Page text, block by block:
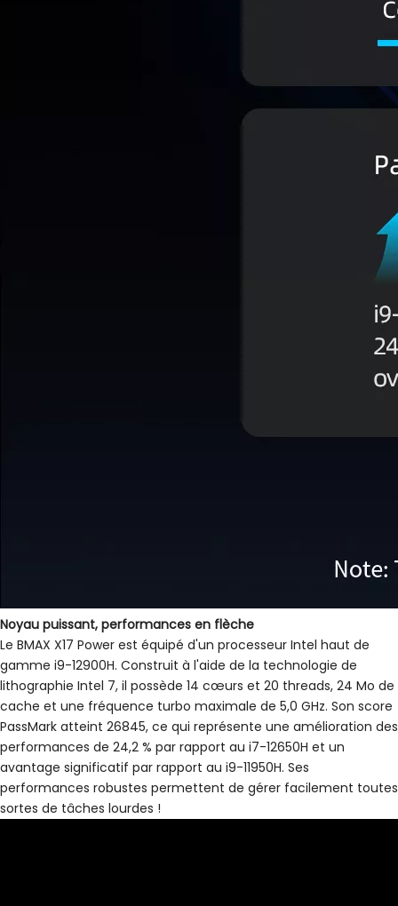
Noyau puissant, performances en flèche
Le BMAX X17 Power est équipé d'un processeur Intel haut de
gamme i9-12900H. Construit à l'aide de la technologie de
lithographie Intel 7, il possède 14 cœurs et 20 threads, 24 Mo de
cache et une fréquence turbo maximale de 5,0 GHz. Son score
PassMark atteint 26845, ce qui représente une amélioration des
performances de 24,2 % par rapport au i7-12650H et un
avantage significatif par rapport au i9-11950H. Ses
performances robustes permettent de gérer facilement toutes
sortes de tâches lourdes !